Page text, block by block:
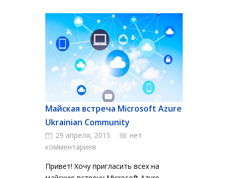
Майская встреча Microsoft Azure
Ukrainian Community
29 апреля, 2015
нет
комментариев
Привет! Хочу пригласить всех на